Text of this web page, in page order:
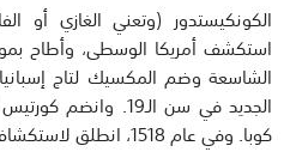
الكونكيستدور (وتعني الغازي أو
استكشف أمريكا الوسطى، وأطاح
الشاسعة وضم المكسيك لتاج
الجديد في سن الـ19.
كوبا. وفي عام 1518، انطلق لاستكشاف المكسيك.